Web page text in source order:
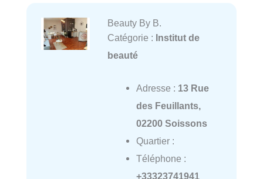
Beauty By B.
Catégorie : Institut de
beauté
Adresse : 13 Rue
des Feuillants,
02200 Soissons
Quartier :
Téléphone :
+33323741941